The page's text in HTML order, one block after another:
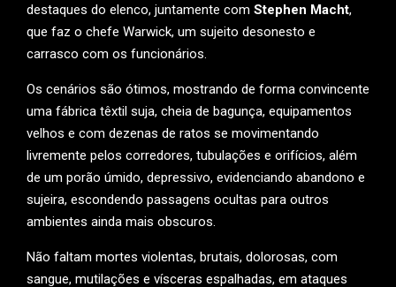
destaques do elenco, juntamente com Stephen Macht,
que faz o chefe Warwick, um sujeito desonesto e
carrasco com os funcionários.
Os cenários são ótimos, mostrando de forma convincente
uma fábrica têxtil suja, cheia de bagunça, equipamentos
velhos e com dezenas de ratos se movimentando
livremente pelos corredores, tubulações e orifícios, além
de um porão úmido, depressivo, evidenciando abandono e
sujeira, escondendo passagens ocultas para outros
ambientes ainda mais obscuros.
Não faltam mortes violentas, brutais, dolorosas, com
sangue, mutilações e vísceras espalhadas, em ataques